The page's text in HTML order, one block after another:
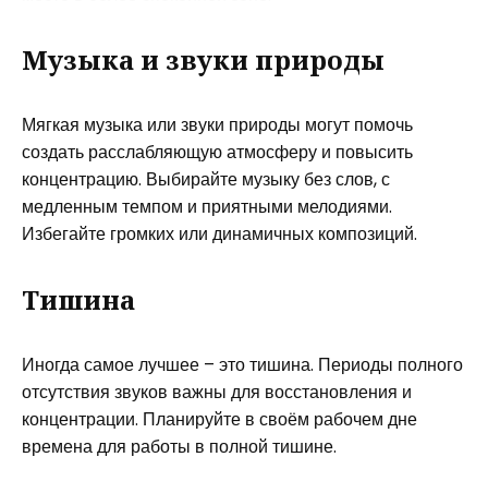
Музыка и звуки природы
Мягкая музыка или звуки природы могут помочь
создать расслабляющую атмосферу и повысить
концентрацию. Выбирайте музыку без слов, с
медленным темпом и приятными мелодиями.
Избегайте громких или динамичных композиций.
Тишина
Иногда самое лучшее – это тишина. Периоды полного
отсутствия звуков важны для восстановления и
концентрации. Планируйте в своём рабочем дне
времена для работы в полной тишине.